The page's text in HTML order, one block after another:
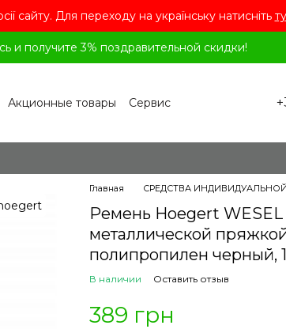
сайту. Для переходу на українську натисніть
и получите 3% поздравительной скидки!
Акционные товары
Сервис
Главная СРЕДСТВА
Ремень Hoegert WESEL
металлической
полипропилен черный,
В наличии Оставить отзыв
389 грн